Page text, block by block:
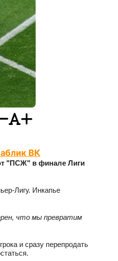
ВК
"ПСЖ" в финале Лиги
Инкапье
что мы превратим
и сразу перепродать